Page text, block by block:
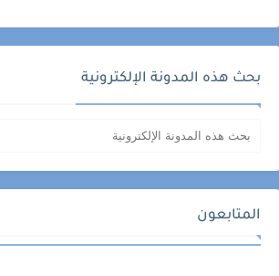
بحث هذه المدونة الإلكترونية
المتابعون